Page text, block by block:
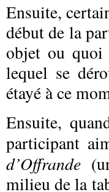
Ensuite,
début de la
objet ou quoi
lequel se
étayé à ce
Ensuite,
participant
d’Offrande
milieu de la